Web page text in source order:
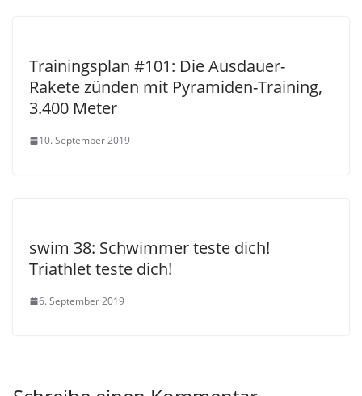
Trainingsplan #101: Die Ausdauer-
Rakete zünden mit Pyramiden-Training,
3.400 Meter
10. September 2019
swim 38: Schwimmer teste dich!
Triathlet teste dich!
6. September 2019